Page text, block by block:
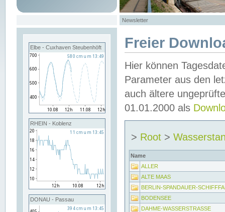
Newsletter
Elbe - Cuxhaven Steubenhöft
RHEIN - Koblenz
DONAU - Passau
Freier
Hier können
Parameter aus den
auch ältere
01.01.2000 als
> Root >
Name
ALLER
ALTE MAAS
BERLIN-SPANDAUER-
BODENSEE
DAHME-WASSERSTRASSE